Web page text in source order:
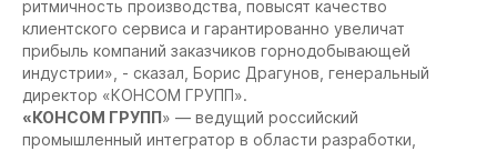
ритмичность производства, повысят качество
клиентского сервиса и гарантированно увеличат
прибыль компаний заказчиков горнодобывающей
индустрии», - сказал, Борис Драгунов, генеральный
директор «КОНСОМ ГРУПП».
«КОНСОМ ГРУПП» — ведущий российский
промышленный интегратор в области разработки,